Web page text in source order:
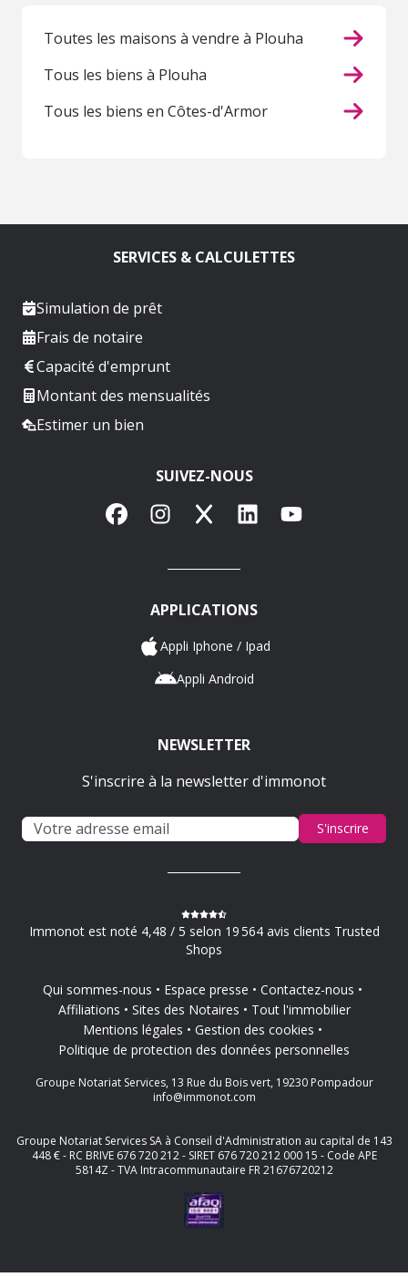
Toutes les maisons à vendre à Plouha
Tous les biens à Plouha
Tous les biens en Côtes-d'Armor
SERVICES & CALCULETTES
Simulation de prêt
Frais de notaire
Capacité d'emprunt
Montant des mensualités
Estimer un bien
SUIVEZ-NOUS
FacebookInstagram
X LinkedInYouTube
APPLICATIONS
Appli Iphone / Ipad
Appli Android
NEWSLETTER
S'inscrire à la newsletter d'immonot
S'inscrire
Immonot est noté 4,48 / 5 selon 19 564 avis clients Trusted
Shops
Qui sommes-nous Espace presse
Contactez-nous
Affiliations
Sites des Notaires
Tout l'immobilier
Mentions légales
Gestion des cookies
Politique de protection des données personnelles
Groupe Notariat Services, 13 Rue du Bois vert, 19230 Pompadour
info@immonot.com
Groupe Notariat Services SA à Conseil d'Administration au capital de 143
448 € - RC BRIVE 676 720 212 - SIRET 676 720 212 000 15 - Code APE
5814Z - TVA Intracommunautaire FR 21676720212